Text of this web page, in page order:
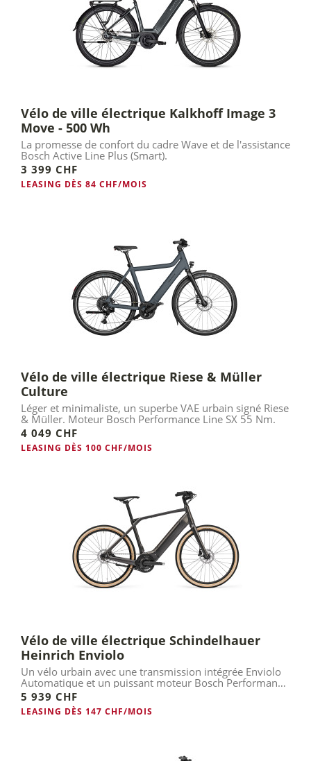
Vélo de ville électrique Kalkhoff Image 3
Move - 500 Wh
La promesse de confort du cadre Wave et de l'assistance
Bosch Active Line Plus (Smart).
3 399 CHF
LEASING DÈS 84 CHF/MOIS
Vélo de ville électrique Riese & Müller
Culture
Léger et minimaliste, un superbe VAE urbain signé Riese
& Müller. Moteur Bosch Performance Line SX 55 Nm.
4 049 CHF
LEASING DÈS 100 CHF/MOIS
Vélo de ville électrique Schindelhauer
Heinrich Enviolo
Un vélo urbain avec une transmission intégrée Enviolo
Automatique et un puissant moteur Bosch Performance
Line CX...
5 939 CHF
LEASING DÈS 147 CHF/MOIS